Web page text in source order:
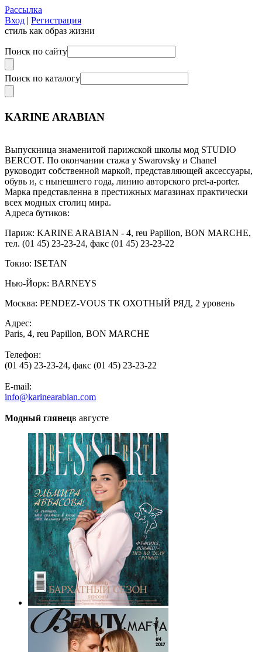
Рассылка
Вход | Регистрация
стиль как образ жизни
Поиск по сайту
Поиск по каталогу
KARINE ARABIAN
Выпускница знаменитой парижской школы мод STUDIO
BERCOT. По окончании стажа у Swarovsky и Chanel
руководит собственной маркой, представляющей аксессуары,
обувь и, с нынешнего года, линию авторского pret-a-porter.
Марка представленна в престижных магазинах практически
всех модных столиц мира.
Адреса бутиков:
Париж: KARINE ARABIAN - 4, reu Papillon, BON MARCHE,
тел. (01 45) 23-23-24, факс (01 45) 23-23-22
Токио: ISETAN
Нью-Йорк: BARNEYS
Москва: PENDEZ-VOUS ТК ОХОТНЫЙ РЯД, 2 уровень
Адрес:
Paris, 4, reu Papillon, BON MARCHE
Телефон:
(01 45) 23-23-24, факс (01 45) 23-23-22
E-mail:
info@karinearabian.com
Модный глянецв августе